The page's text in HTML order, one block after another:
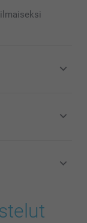
ja